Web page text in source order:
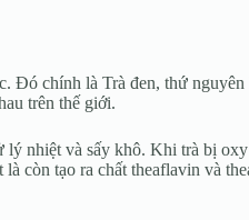
Đó chính là Trà đen, thứ
trên thế giới.
nhiệt và sấy khô. Khi trà bị
còn tạo ra chất theaflavin và